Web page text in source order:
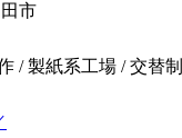
市
/ 製紙系工場 / 交替制